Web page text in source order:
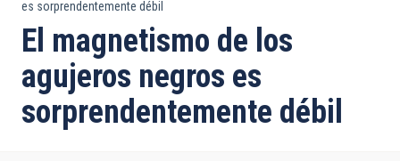
enlaces
de
ayuda
a
es sorprendentemente débil
El magnetismo de los
agujeros negros es
sorprendentemente débil